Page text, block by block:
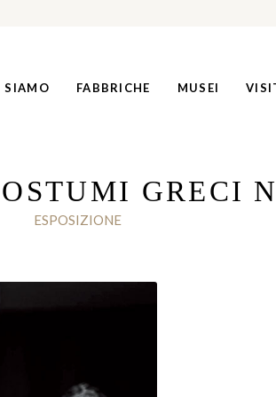
SIAMO FABBRICHE MUSEI
GRECI
ESPOSIZIONE